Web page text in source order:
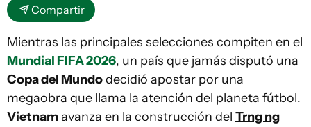
Compartir
Mientras las principales selecciones compiten en el
Mundial FIFA 2026, un país que jamás disputó una
Copa del Mundodecidió apostar por una
megaobra que llama la atención del planeta fútbol.
Vietnamavanza en la construcción del Trng ng